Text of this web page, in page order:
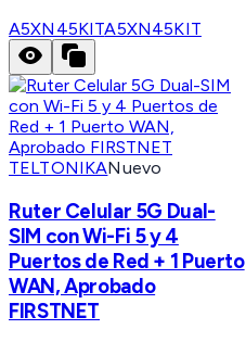
A5XN45KITA5XN45KIT
TELTONIKANuevo
Ruter Celular 5G Dual-
SIM con Wi-Fi 5 y 4
Puertos de Red + 1 Puerto
WAN, Aprobado
FIRSTNET